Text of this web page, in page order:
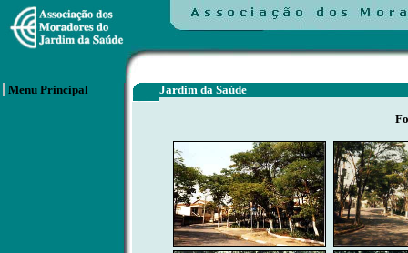
Menu Principal Jardim da Saúde